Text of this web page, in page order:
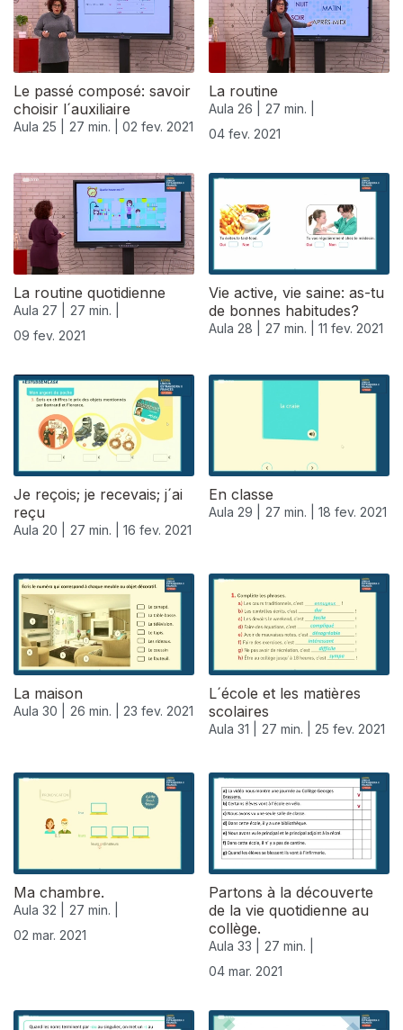
Le passé composé: savoir
choisir l´auxiliaire
Aula 25 | 27 min. | 02 fev. 2021
La routine
Aula 26 |
27 min. |
04 fev. 2021
La routine quotidienne
Aula 27 |
27 min. |
09 fev. 2021
Vie active, vie saine: as-tu
de bonnes habitudes?
Aula 28 | 27 min. | 11 fev. 2021
Je reçois; je recevais; j´ai
reçu
Aula 20 | 27 min. | 16 fev. 2021
En classe
Aula 29 | 27 min. | 18 fev. 2021
La maison
Aula 30 | 26 min. | 23 fev. 2021
L´école et les matières
scolaires
Aula 31 | 27 min. | 25 fev. 2021
Ma chambre.
Aula 32 |
27 min. |
02 mar. 2021
Partons à la découverte
de la vie quotidienne au
collège.
Aula 33 |
27 min. |
04 mar. 2021
529851